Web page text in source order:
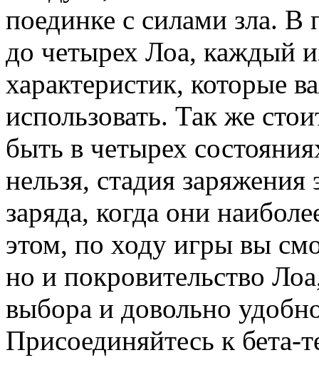
поединке с силами зла. В
до четырех Лоа, каждый
характеристик, которые
использовать. Так же
быть в четырех
нельзя, стадия
заряда, когда они
этом, по ходу игры вы
но и покровительство
выбора и довольно
Присоединяйтесь к бета-